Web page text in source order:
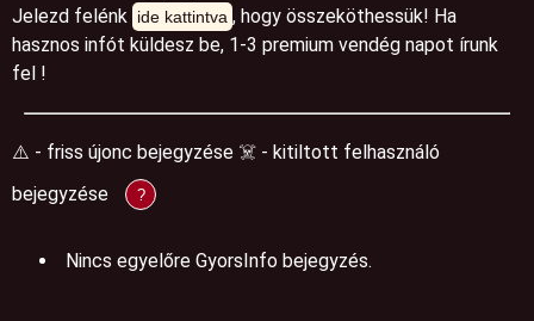
Jelezd felénk ide kattintva , hogy összeköthessük! Ha
hasznos infót küldesz be, 1-3 premium vendég napot írunk
fel !
⚠️ - friss újonc bejegyzése ☠️ - kitiltott felhasználó
bejegyzése
?
Nincs egyelőre GyorsInfo bejegyzés.